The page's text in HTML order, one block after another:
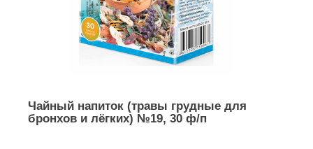
Чайный напиток (травы грудные для
бронхов и лёгких) №19, 30 ф/п